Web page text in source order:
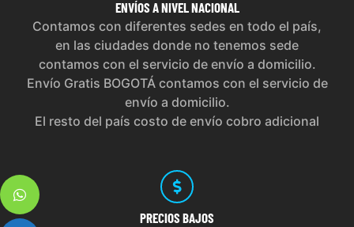
ENVÍOS A NIVEL NACIONAL
Contamos con diferentes sedes en todo el país,
en las ciudades donde no tenemos sede
contamos con el servicio de envío a domicilio.
Envío Gratis BOGOTÁ contamos con el servicio de
envío a domicilio.
El resto del país costo de envío cobro adicional
PRECIOS BAJOS